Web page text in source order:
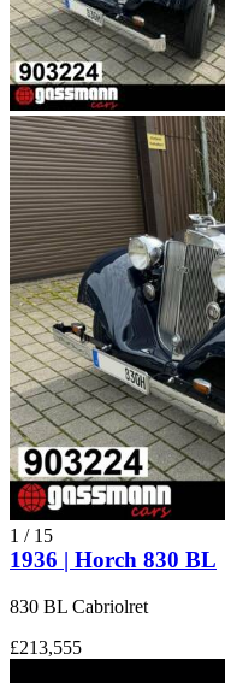
1 / 15
1936 | Horch 830 BL
830 BL Cabriolret
£213,555